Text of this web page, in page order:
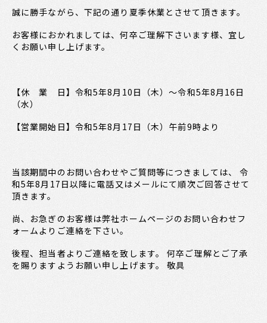
誠に勝手ながら、下記の通り夏季休業とさせて頂きます。
お客様におかれましては、何卒ご理解下さいます様、宜し
くお願い申し上げます。
【休 業 日】令和5年8月10日（木）～令和5年8月16日
（水）
【営業開始日】令和5年8月17日（木）午前9時より
当該期間中のお問い合わせやご質問等につきましては、 令
和5年8月17日以降に電話又はメールにて順次ご回答させて
頂きます。
尚、お急ぎのお客様は弊社ホームページのお問い合わせフ
ォームよりご連絡を下さい。
後程、担当者よりご連絡を致します。 何卒ご理解とご了承
を賜りますようお願い申し上げます。 敬具